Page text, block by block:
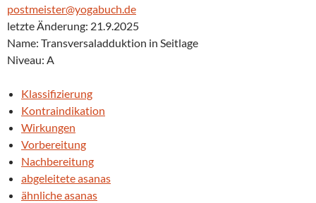
postmeister@yogabuch.de
letzte Änderung: 21.9.2025
Name: Transversaladduktion in Seitlage
Niveau: A
Klassifizierung
Kontraindikation
Wirkungen
Vorbereitung
Nachbereitung
abgeleitete asanas
ähnliche asanas